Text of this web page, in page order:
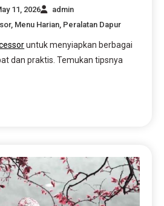
11, 2026
admin
, Menu Harian Peralatan Dapur
untuk menyiapkan berbagai
dan praktis. Temukan tipsnya